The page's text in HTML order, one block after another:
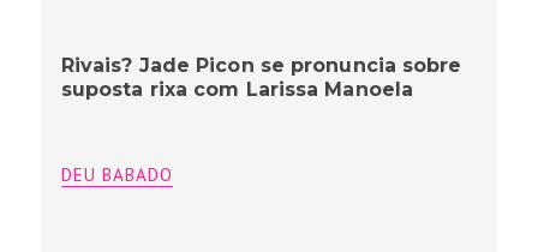
Rivais? Jade Picon se pronuncia sobre
suposta rixa com Larissa Manoela
DEU BABADO